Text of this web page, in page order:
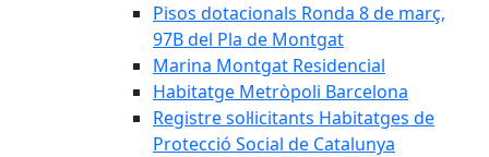
Pisos dotacionals Ronda 8 de març,
97B del Pla de Montgat
Marina Montgat Residencial
Habitatge Metròpoli Barcelona
Registre sol·licitants Habitatges de
Protecció Social de Catalunya